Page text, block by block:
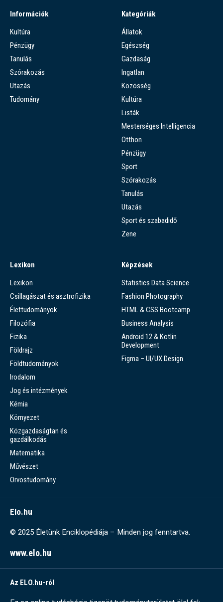
Információk
Kultúra
Pénzügy
Tanulás
Szórakozás
Utazás
Tudomány
Kategóriák
Állatok
Egészség
Gazdaság
Ingatlan
Közösség
Kultúra
Listák
Mesterséges Intelligencia
Otthon
Pénzügy
Sport
Szórakozás
Tanulás
Utazás
Sport és szabadidő
Zene
Lexikon
Lexikon
Csillagászat és asztrofizika
Élettudományok
Filozófia
Fizika
Földrajz
Földtudományok
Irodalom
Jog és intézmények
Kémia
Környezet
Közgazdaságtan és
gazdálkodás
Matematika
Művészet
Orvostudomány
Képzések
Statistics Data Science
Fashion Photography
HTML & CSS Bootcamp
Business Analysis
Android 12 & Kotlin
Development
Figma – UI/UX Design
Elo.hu
© 2025 Életünk Enciklopédiája – Minden jog fenntartva.
www.elo.hu
Az ELO.hu-ról